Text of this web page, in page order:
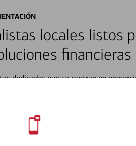
locales listos
financieras
dedicados que se centran en
en cualquier situación en su vida
para grandes compras, la
negocio, su futuro se mueve de
trabajará con usted en un momento